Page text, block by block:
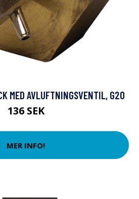
MED AVLUFTNINGSVENTIL, G20
136 SEK
MER INFO!